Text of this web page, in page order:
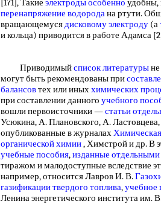
[171], Такие электроды особенно удобны,
перенапряжение водородана ртути.
вращающемусядисковому электроду (а
и кольца) приводится в работе Адамса
Приводимыйсписок литературы
могут быть рекомендованы при
балансовтех или иныххимических
при составлении данного учебного
вошли первоисточники —статьи
Усюкина, А. Плановского, А.
опубликованные в журналах
органической химии, Химстрой и др. В
учебные пособия,изданные отдельными
тиражом и малодоступные вследствие
например, относится Лавров И. В.
газификациитвердого топлива,учебное
Ленина энергетического института им.